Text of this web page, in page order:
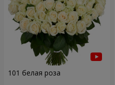
101 белая роза